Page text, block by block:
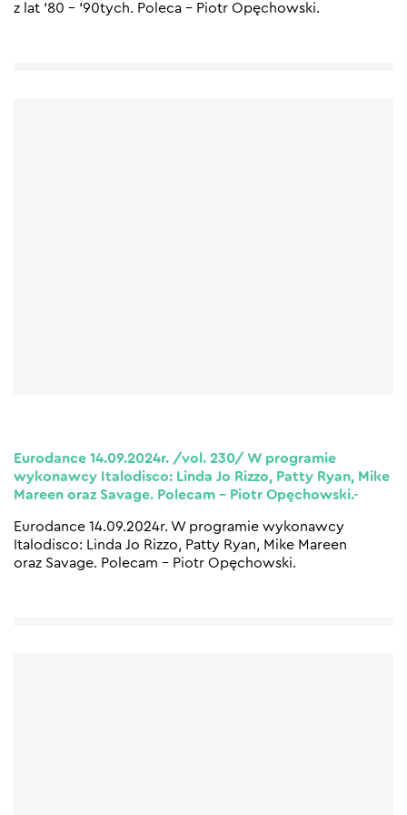
z lat ’80 – ’90tych. Poleca – Piotr Opęchowski.
Eurodance 14.09.2024r. /vol. 230/ W programie
wykonawcy Italodisco: Linda Jo Rizzo, Patty Ryan, Mike
Mareen oraz Savage. Polecam – Piotr Opęchowski.-
Eurodance 14.09.2024r. W programie wykonawcy
Italodisco: Linda Jo Rizzo, Patty Ryan, Mike Mareen
oraz Savage. Polecam – Piotr Opęchowski.